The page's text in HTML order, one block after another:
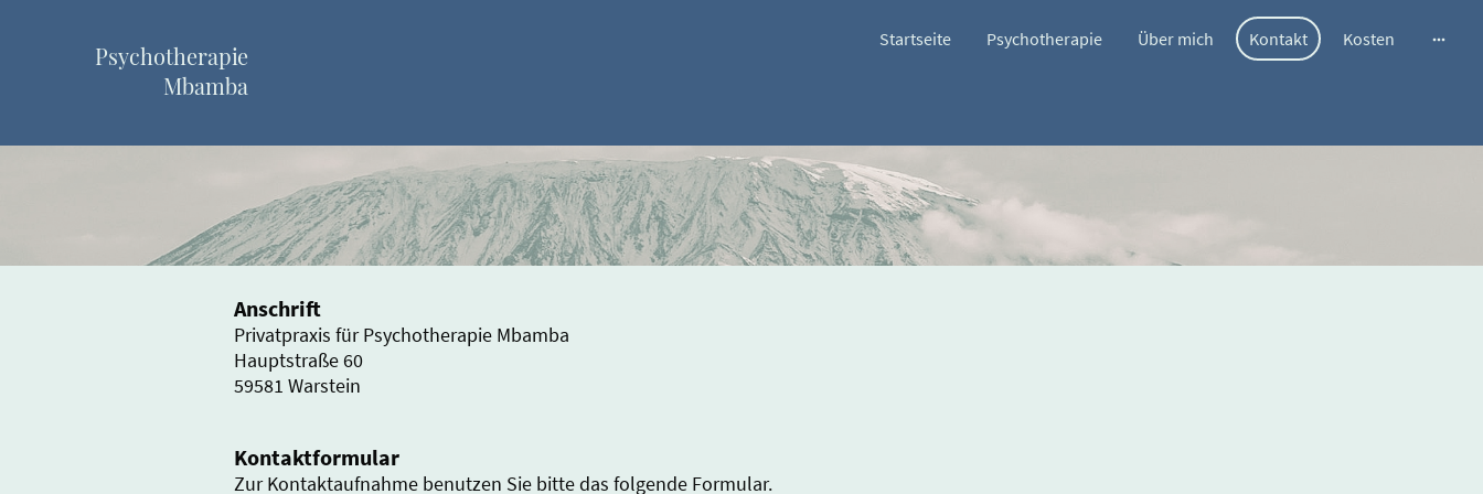
Psychotherapie
Mbamba
Startseite Psychotherapie Über mich Kontakt Kosten
Anschrift
Privatpraxis für Psychotherapie Mbamba
Hauptstraße 60
59581 Warstein
Kontaktformular
Zur Kontaktaufnahme benutzen Sie bitte das folgende Formular.